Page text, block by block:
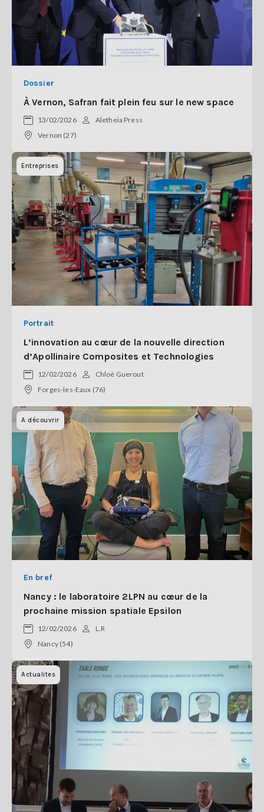
Dossier
À Vernon, Safran fait plein feu sur le new space
13/02/2026
Aletheia Press
Vernon (27)
Entreprises
Portrait
L’innovation au cœur de la nouvelle direction
d’Apollinaire Composites et Technologies
12/02/2026
Chloé Guerout
Forges-les-Eaux (76)
A découvrir
En bref
Nancy : le laboratoire 2LPN au cœur de la
prochaine mission spatiale Epsilon
12/02/2026
L.R
Nancy (54)
Actualites